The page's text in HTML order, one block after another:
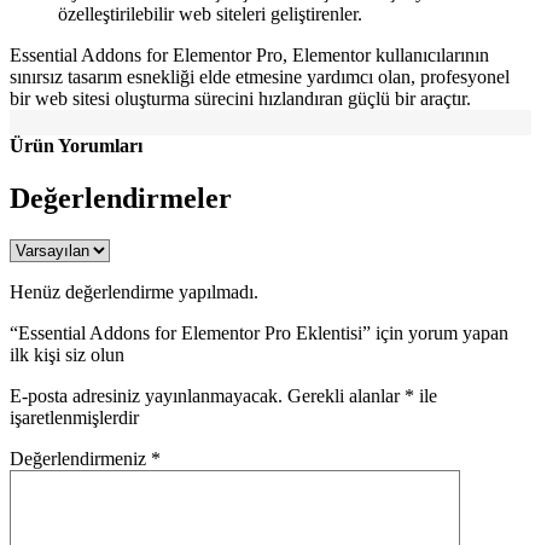
özelleştirilebilir web siteleri geliştirenler.
Essential Addons for Elementor Pro, Elementor kullanıcılarının
sınırsız tasarım esnekliği elde etmesine yardımcı olan, profesyonel
bir web sitesi oluşturma sürecini hızlandıran güçlü bir araçtır.
Ürün Yorumları
Değerlendirmeler
Henüz değerlendirme yapılmadı.
“Essential Addons for Elementor Pro Eklentisi” için yorum yapan
ilk kişi siz olun
E-posta adresiniz yayınlanmayacak. Gerekli alanlar * ile
işaretlenmişlerdir
Değerlendirmeniz *